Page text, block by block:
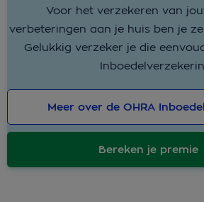
Voor het verzekeren van
verbeteringen aan je huis ben je
Gelukkig verzeker je die
Meer over de OHRA
Bereken je premie